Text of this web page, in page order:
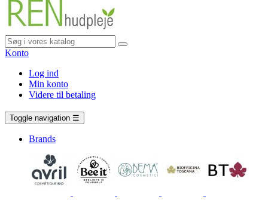
Konto
Log ind
Min konto
Videre til betaling
Vogn 0 vare
Toggle navigation ☰
Brands